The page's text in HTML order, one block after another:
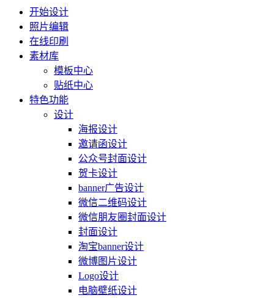
开始设计
照片编辑
在线印刷
素材库
模板中心
贴纸中心
特色功能
设计
海报设计
邀请函设计
公众号封面设计
贺卡设计
banner广告设计
微信二维码设计
微信朋友圈封面设计
封面设计
淘宝banner设计
微博图片设计
Logo设计
电脑壁纸设计